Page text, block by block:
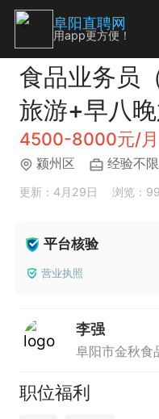
食品业务员
旅游+早八晚
4500-8000元/月
颍州区 经验不限
更新：4月29日 浏览：
平台核验
营业执照
李强
阜阳市金秋食
职位福利
阜阳直聘网
用app更方便！